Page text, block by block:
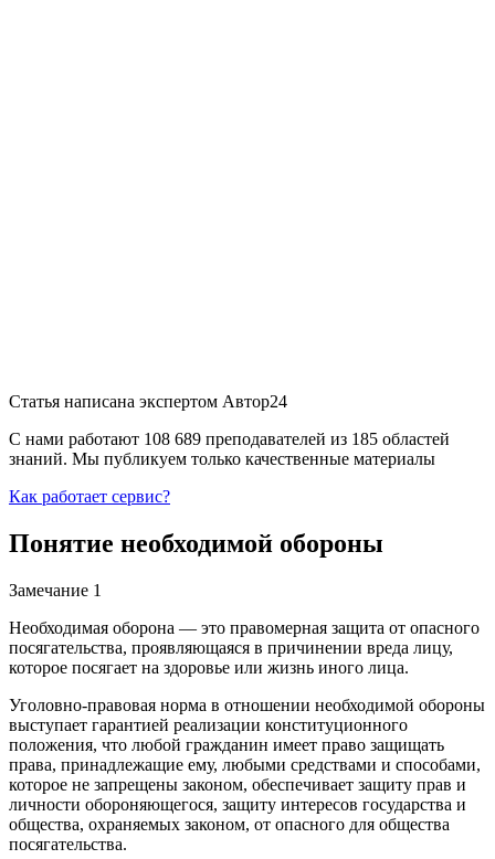
Статья написана экспертом Автор24
С нами работают 108 689 преподавателей из 185 областей
знаний. Мы публикуем только качественные материалы
Как работает сервис?
Понятие необходимой обороны
Замечание 1
Необходимая оборона — это правомерная защита от опасного
посягательства, проявляющаяся в причинении вреда лицу,
которое посягает на здоровье или жизнь иного лица.
Уголовно-правовая норма в отношении необходимой обороны
выступает гарантией реализации конституционного
положения, что любой гражданин имеет право защищать
права, принадлежащие ему, любыми средствами и способами,
которое не запрещены законом, обеспечивает защиту прав и
личности обороняющегося, защиту интересов государства и
общества, охраняемых законом, от опасного для общества
посягательства.